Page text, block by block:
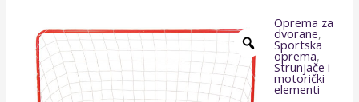
Oprema za
dvorane,
Sportska
oprema,
Strunjače i
motorički
elementi
količina